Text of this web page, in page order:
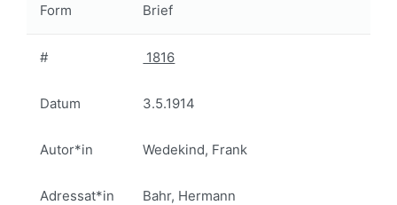
Form Brief
# 1816
Datum 3.5.1914
Autor*in Wedekind, Frank
Adressat*in Bahr, Hermann